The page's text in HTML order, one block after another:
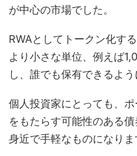
が中心の市場でした。
RWAとしてトークン化す
より小さな単位、例えば
し、誰でも保有できるよう
個人投資家にとっても、
をもたらす可能性のある
身近で手軽なものになりま